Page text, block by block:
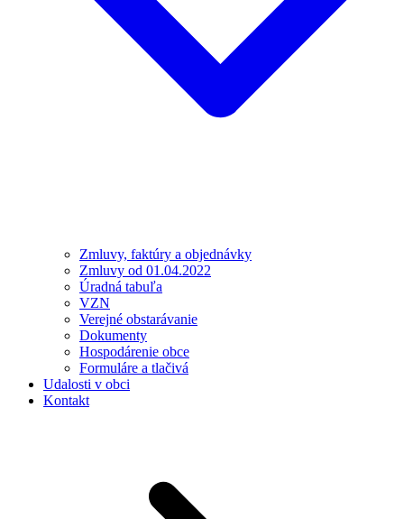
Zmluvy, faktúry a objednávky
Zmluvy od 01.04.2022
Úradná tabuľa
VZN
Verejné obstarávanie
Dokumenty
Hospodárenie obce
Formuláre a tlačivá
Udalosti v obci
Kontakt